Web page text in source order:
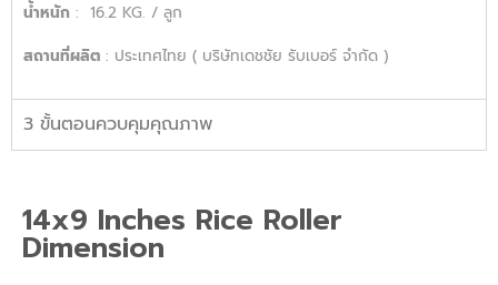
น้ำหนัก : 16.2 KG. / ลูก
สถานที่ผลิต : ประเทศไทย ( บริษัทเดชชัย รับเบอร์ จำกัด )
3 ขั้นตอนควบคุมคุณภาพ
14x9 Inches Rice Roller
Dimension